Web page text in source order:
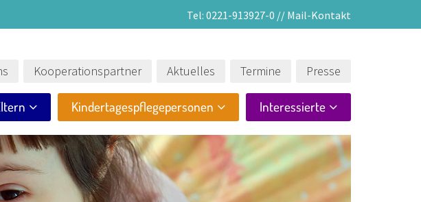
Tel: 0221-913927-0 // Mail-Kontakt
Kooperationspartner Aktuelles Termine Presse
Kindertagespflegepersonen Interessierte